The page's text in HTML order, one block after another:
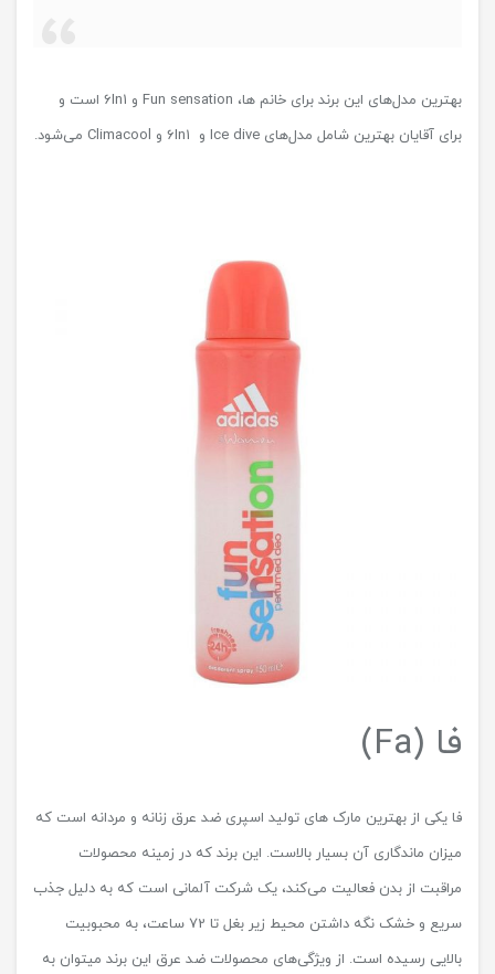
بهترین مدل‌های این برند برای خانم ها، Fun sensation و 6In1 است و
برای آقایان بهترین شامل مدل‌های Ice dive و 6In1 و Climacool می‌شود.
فا (Fa)
فا یکی از بهترین مارک های تولید اسپری ضد عرق زنانه و مردانه است که
میزان ماندگاری آن بسیار بالاست. این برند که در زمینه محصولات
مراقبت از بدن فعالیت می‌کند، یک شرکت آلمانی است که به دلیل جذب
سریع و خشک نگه داشتن محیط زیر بغل تا 72 ساعت، به محبوبیت
بالایی رسیده است. از ویژگی‌های محصولات ضد عرق این برند میتوان به